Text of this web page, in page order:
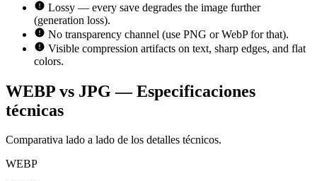
Lossy — every save degrades the image further
(generation loss).
No transparency channel (use PNG or WebP for that).
Visible compression artifacts on text, sharp edges, and flat
colors.
WEBP vs JPG — Especificaciones
técnicas
Comparativa lado a lado de los detalles técnicos.
WEBP